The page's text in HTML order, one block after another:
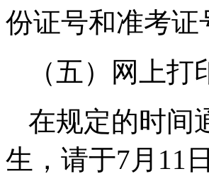
份证号和准考证
（五）网上打
在规定的时间
生，请于7月11